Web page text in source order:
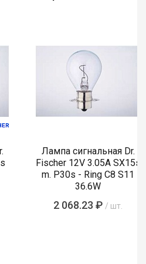
Лампа сигнальная Dr.
Fischer 12V 3.05A SX15s
m. P30s - Ring C8 S11
36.6W
2 068.23 ₽ / шт.